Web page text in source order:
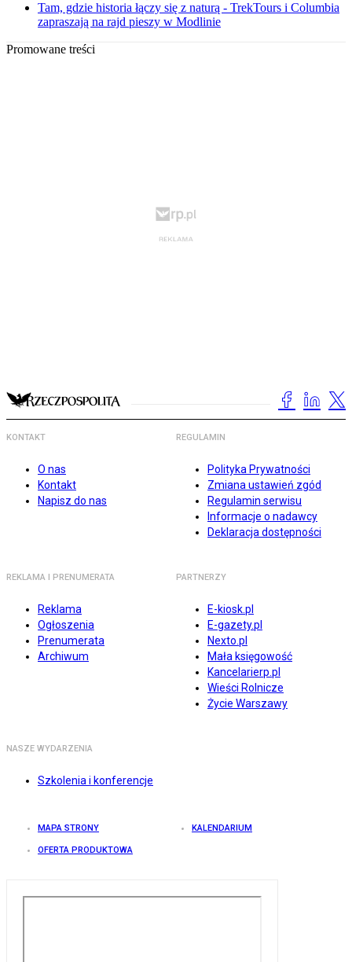
Tam, gdzie historia łączy się z naturą - TrekTours i Columbia
zapraszają na rajd pieszy w Modlinie
Promowane treści
KONTAKT
O nas
Kontakt
Napisz do nas
REGULAMIN
Polityka Prywatności
Zmiana ustawień zgód
Regulamin serwisu
Informacje o nadawcy
Deklaracja dostępności
REKLAMA I PRENUMERATA
Reklama
Ogłoszenia
Prenumerata
Archiwum
PARTNERZY
E-kiosk.pl
E-gazety.pl
Nexto.pl
Mała księgowość
Kancelarierp.pl
Wieści Rolnicze
Życie Warszawy
NASZE WYDARZENIA
Szkolenia i konferencje
MAPA STRONY KALENDARIUM
OFERTA PRODUKTOWA